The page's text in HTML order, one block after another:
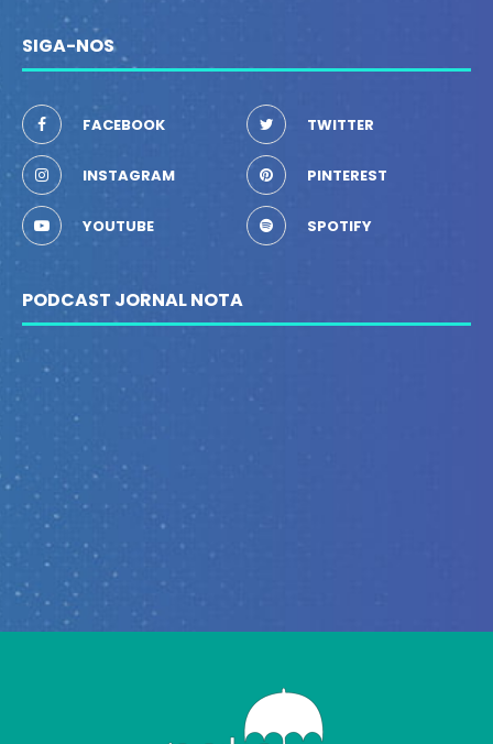
SIGA-NOS
FACEBOOK TWITTER
INSTAGRAM PINTEREST
YOUTUBE SPOTIFY
PODCAST JORNAL NOTA